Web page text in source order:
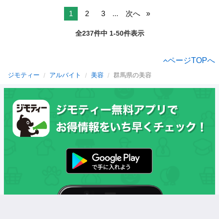
1 2 3 ... 次へ
全237件中 1-50件表示
ページTOPへ
ジモティー アルバイト 美容 群馬県の美容